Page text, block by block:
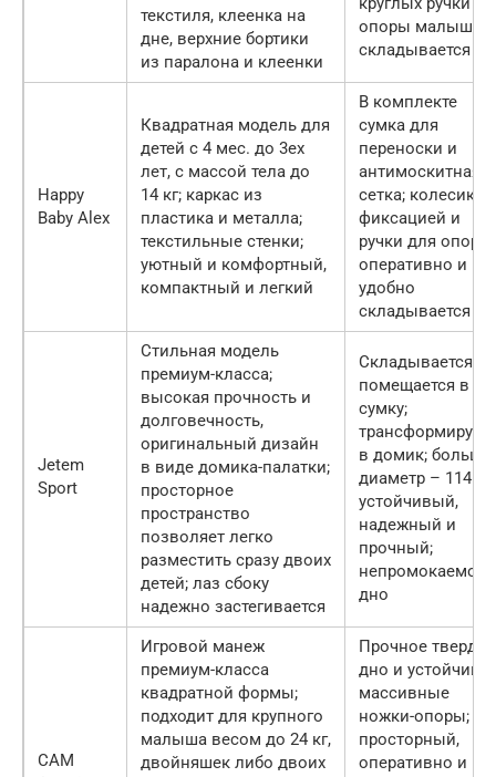
текстиля, клеенка на
дне, верхние бортики
из паралона и клеенки
опоры малыша;
складывается
Happy
Baby Alex
Квадратная модель для
детей с 4 мес. до 3ех
лет, с массой тела до
14 кг; каркас из
пластика и металла;
текстильные стенки;
уютный и комфортный,
компактный и легкий
В комплекте
сумка для
переноски и
антимоскитная
сетка; колесики
фиксацией и
ручки для опоры
оперативно и
удобно
складывается
Jetem
Sport
Стильная модель
премиум-класса;
высокая прочность и
долговечность,
оригинальный дизайн
в виде домика-палатки;
просторное
пространство
позволяет легко
разместить сразу двоих
детей; лаз сбоку
надежно застегивается
Складывается и
помещается в
сумку;
в домик;
диаметр – 114
устойчивый,
надежный и
прочный;
непромокаемое
дно
CAM
Игровой манеж
премиум-класса
квадратной формы;
подходит для крупного
малыша весом до 24 кг,
двойняшек либо двоих
Прочное твердое
дно и
массивные
ножки-опоры;
просторный,
оперативно и